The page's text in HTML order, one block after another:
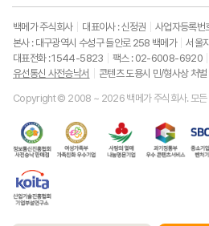
백메가 주식회사 대표이사 : 신정권
사업자등록
본사 : 대구광역시 수성구 들안로 258 백메가
서울
대표전화 : 1544-5823
팩스 : 02-6008-6920
유선통신 사전승낙서
콘텐츠 도용시 민/형사상 처
Copyright © 2008 ~ 2026 백메가 주식회사. 모든
정
보
신
진
흥
협
가
랑
의
열
통
중
소
기
업
국
산
업